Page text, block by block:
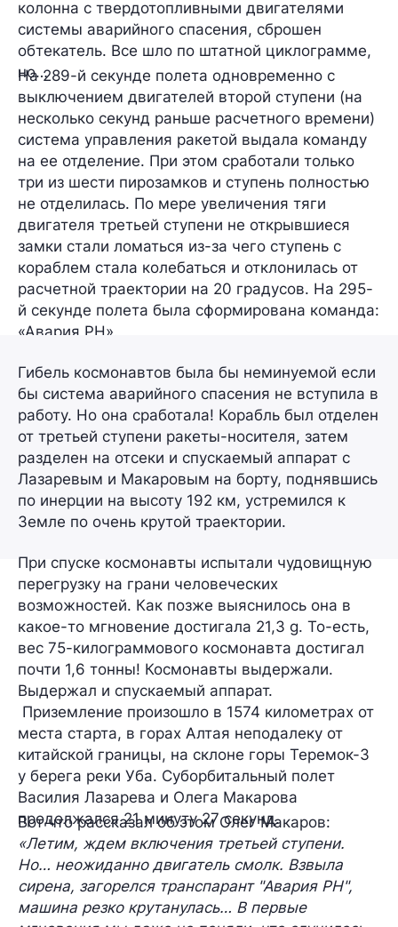
колонна с твердотопливными двигателями
системы аварийного спасения, сброшен
обтекатель. Все шло по штатной циклограмме,
но…
На 289-й секунде полета одновременно с
выключением двигателей второй ступени (на
несколько секунд раньше расчетного времени)
система управления ракетой выдала команду
на ее отделение. При этом сработали только
три из шести пирозамков и ступень полностью
не отделилась. По мере увеличения тяги
двигателя третьей ступени не открывшиеся
замки стали ломаться из-за чего ступень с
кораблем стала колебаться и отклонилась от
расчетной траектории на 20 градусов. На 295-
й секунде полета была сформирована команда:
«Авария РН».
Гибель космонавтов была бы неминуемой если
бы система аварийного спасения не вступила в
работу. Но она сработала! Корабль был отделен
от третьей ступени ракеты-носителя, затем
разделен на отсеки и спускаемый аппарат с
Лазаревым и Макаровым на борту, поднявшись
по инерции на высоту 192 км, устремился к
Земле по очень крутой траектории.
При спуске космонавты испытали чудовищную
перегрузку на грани человеческих
возможностей. Как позже выяснилось она в
какое-то мгновение достигала 21,3 g. То-есть,
вес 75-килограммового космонавта достигал
почти 1,6 тонны! Космонавты выдержали.
Выдержал и спускаемый аппарат.
Приземление произошло в 1574 километрах от
места старта, в горах Алтая неподалеку от
китайской границы, на склоне горы Теремок-3
у берега реки Уба. Суборбитальный полет
Василия Лазарева и Олега Макарова
продолжался 21 минуту 27 секунд.
Вот что рассказал об этом Олег Макаров:
«Летим, ждем включения третьей ступени.
Но… неожиданно двигатель смолк. Взвыла
сирена, загорелся транспарант "Авария РН",
машина резко крутанулась… В первые